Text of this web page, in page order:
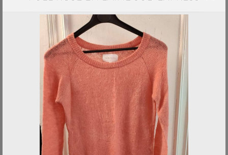
professionnel
Tablier noir Freixenet
le 30 avr. 2023 pantalon le 30 avr. 2023